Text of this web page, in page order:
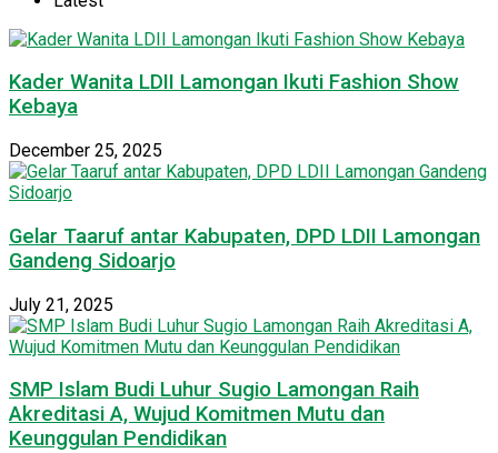
Kader Wanita LDII Lamongan Ikuti Fashion Show
Kebaya
December 25, 2025
Gelar Taaruf antar Kabupaten, DPD LDII Lamongan
Gandeng Sidoarjo
July 21, 2025
SMP Islam Budi Luhur Sugio Lamongan Raih
Akreditasi A, Wujud Komitmen Mutu dan
Keunggulan Pendidikan